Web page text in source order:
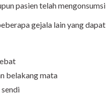
pasien telah
gejala lain yang
belakang mata